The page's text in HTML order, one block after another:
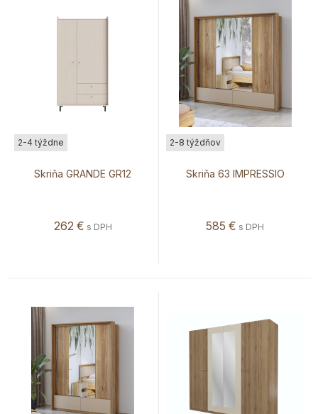
Skriňa GRANDE GR12
2-4 týždne
262 € s DPH
Skriňa 63 IMPRESSIO
2-8 týždňov
585 € s DPH